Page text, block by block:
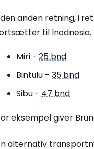
anden retning, i
til Inodnesia.
Miri - 25 bnd
Bintulu - 35 bnd
Sibu - 47 bnd
eksempel giver
alternativ